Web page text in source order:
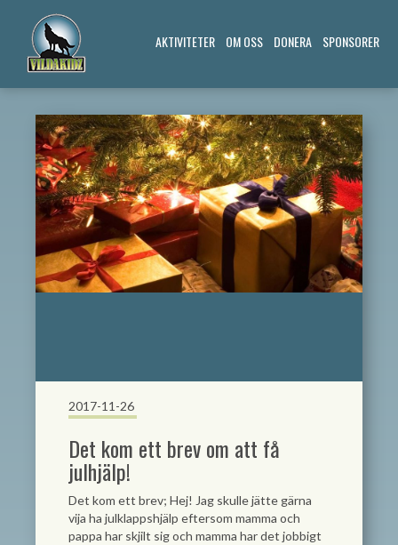
AKTIVITETER OM OSS DONERA SPONSORER
2017-11-26
Det kom ett brev om att få
julhjälp!
Det kom ett brev; Hej! Jag skulle jätte gärna
vija ha julklappshjälp eftersom mamma och
pappa har skjilt sig och mamma har det jobbigt